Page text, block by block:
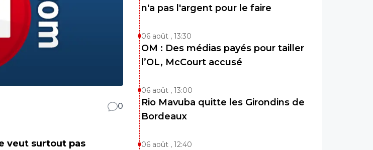
0
veut surtout pas
n'a pas l'argent pour le faire
06 août , 13:30
OM : Des médias payés pour tailler
l’OL, McCourt accusé
06 août , 13:00
Rio Mavuba quitte les Girondins de
Bordeaux
06 août , 12:40